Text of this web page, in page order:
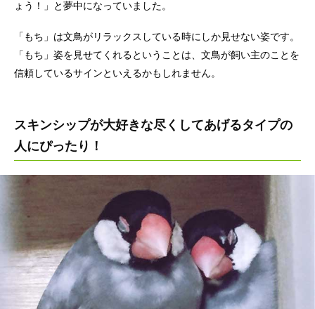
ょう！」と夢中になっていました。
「もち」は文鳥がリラックスしている時にしか見せない姿です。
「もち」姿を見せてくれるということは、文鳥が飼い主のことを
信頼しているサインといえるかもしれません。
スキンシップが大好きな尽くしてあげるタイプの
人にぴったり！